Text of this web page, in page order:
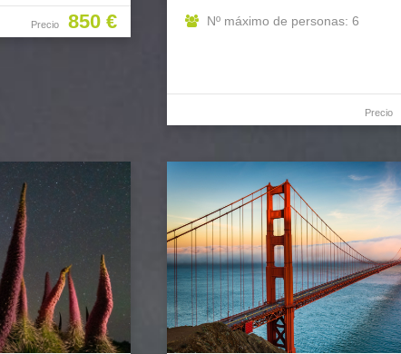
Precio 850 €
Precio
Nº máximo de personas: 6